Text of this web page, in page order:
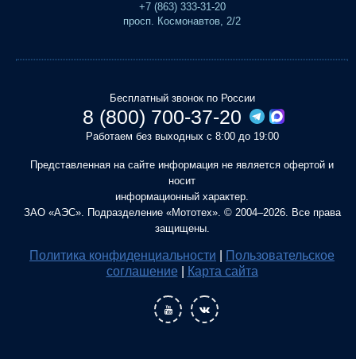
+7 (863) 333-31-20
просп. Космонавтов, 2/2
Бесплатный звонок по России
8 (800) 700-37-20
Работаем без выходных с 8:00 до 19:00
Представленная на сайте информация не является офертой и
носит
информационный характер.
ЗАО «АЭС». Подразделение «Мототех». © 2004–2026. Все права
защищены.
Политика конфиденциальности
Пользовательское
соглашение
Карта сайта